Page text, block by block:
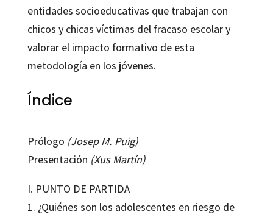
entidades socioeducativas que trabajan con
chicos y chicas víctimas del fracaso escolar y
valorar el impacto formativo de esta
metodología en los jóvenes.
Índice
Prólogo (Josep M. Puig)
Presentación (Xus Martín)
I. PUNTO DE PARTIDA
1. ¿Quiénes son los adolescentes en riesgo de